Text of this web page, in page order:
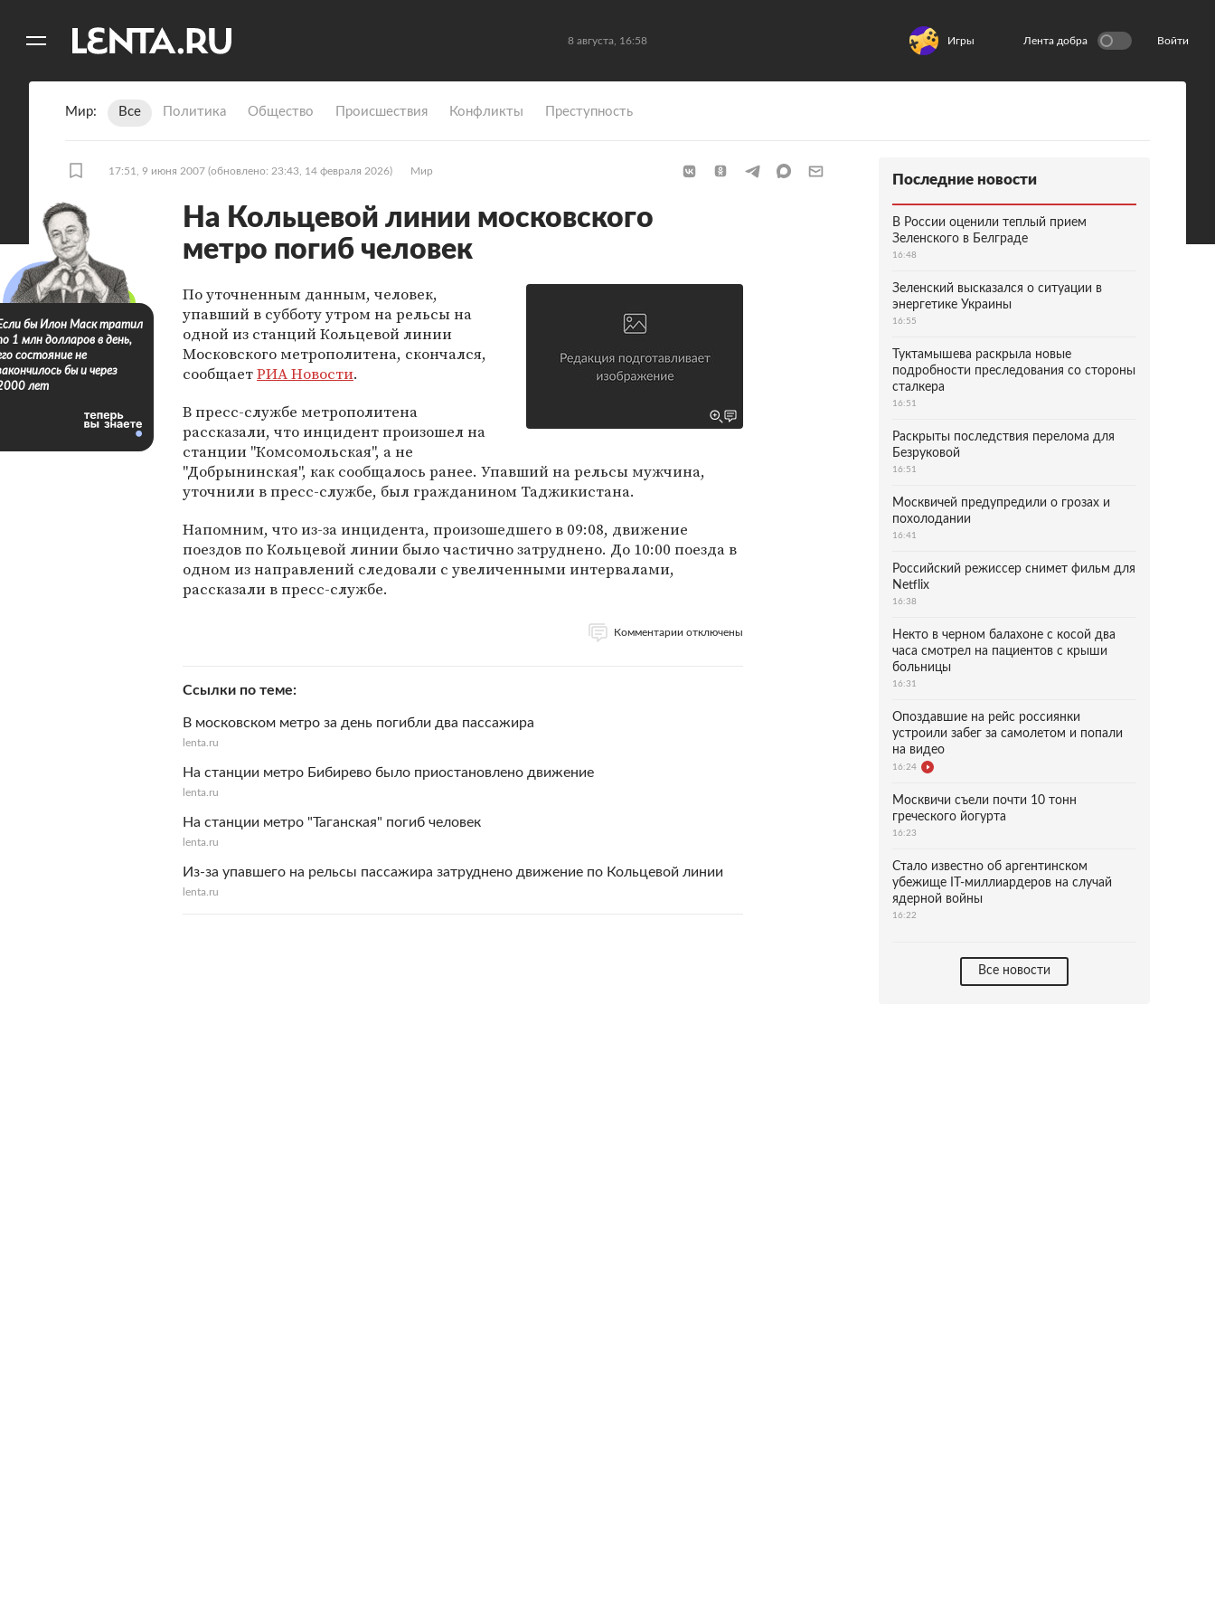
8 августа, 16:58 Игры Лента добра Войти
Мир Все Политика Общество Происшествия Конфликты Преступность
17:51, 9 июня 2007 (обновлено: 23:43, 14 февраля 2026) Мир
На Кольцевой линии московского
метро погиб человек
По уточненным данным, человек,
упавший в субботу утром на рельсы на
одной из станций Кольцевой линии
Московского метрополитена, скончался,
сообщаетРИА Новости.
В пресс-службе метрополитена
рассказали, что инцидент произошел на
станции "Комсомольская", а не
"Добрынинская", как сообщалось ранее. Упавший на рельсы мужчина,
уточнили в пресс-службе, был гражданином Таджикистана.
Напомним, что из-за инцидента, произошедшего в 09:08, движение
поездов по Кольцевой линии было частично затруднено. До 10:00 поезда в
одном из направлений следовали с увеличенными интервалами,
рассказали в пресс-службе.
Комментарии отключены
Ссылки по теме
В московском метро за день погибли два пассажира
lenta.ru
На станции метро Бибирево было приостановлено движение
lenta.ru
На станции метро "Таганская" погиб человек
lenta.ru
Из-за упавшего на рельсы пассажира затруднено движение по Кольцевой линии
lenta.ru
бы Илон Маск тратил
1 млн долларов в день,
состояние не
бы и через
лет
Последние новости
В России оценили теплый прием
Зеленского в Белграде
16:48
Зеленский высказался о ситуации в
энергетике Украины
16:55
Туктамышева раскрыла новые
подробности преследования со стороны
сталкера
16:51
Раскрыты последствия перелома для
Безруковой
16:51
Москвичей предупредили о грозах и
похолодании
16:41
Российский режиссер снимет фильм для
Netflix
16:38
Некто в черном балахоне с косой два
часа смотрел на пациентов с крыши
больницы
16:31
Опоздавшие на рейс россиянки
устроили забег за самолетом и попали
на видео
16:24
Москвичи съели почти 10 тонн
греческого йогурта
16:23
Стало известно об аргентинском
убежище IT-миллиардеров на случай
ядерной войны
16:22
Все новости